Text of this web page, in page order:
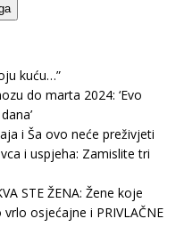
kuću…”
do marta 2024: ‘Evo
i Ša ovo neće preživjeti
i uspjeha: Zamislite tri
STE ŽENA: Žene koje
osjećajne i PRIVLAČNE